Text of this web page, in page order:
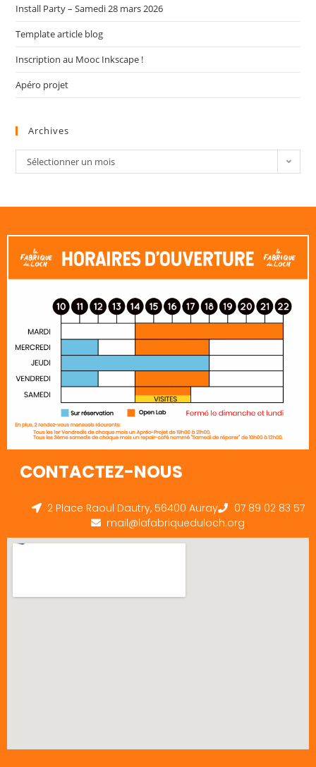
Install Party – Samedi 28 mars 2026
Template article blog
Inscription au Mooc Inkscape !
Apéro projet
Archives
Sélectionner un mois
CONTACTEZ-NOUS
2 Place Raoul Dautry, 56400 Auray
07 89 02 83 57
mail@lafabriqueduloch.org